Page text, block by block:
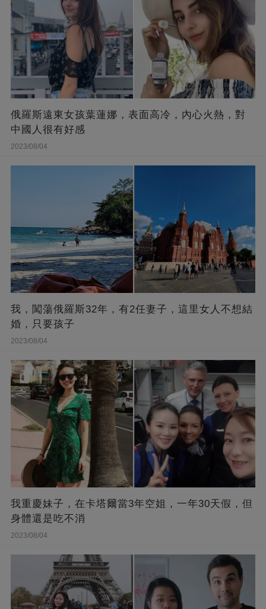
俄羅斯遠東女孩葉蓮娜，表面高冷，內心火熱，對
中國人很有好感
2023/08/04
我，闖蕩俄羅斯32年，有2任妻子，這里女人不想結
婚，只要孩子
2023/08/04
我重慶妹子，在卡塔爾當3年空姐，一年30天假，但
身體還是吃不消
2023/08/04